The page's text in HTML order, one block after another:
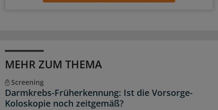
MEHR ZUM THEMA
Screening
Darmkrebs-Früherkennung: Ist die Vorsorge-
Koloskopie noch zeitgemäß?